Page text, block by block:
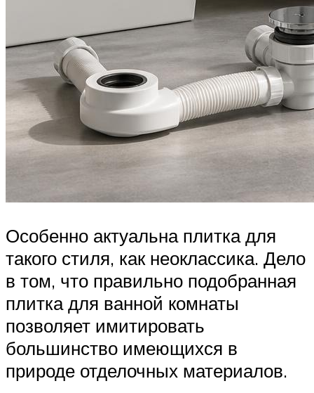
Особенно актуальна плитка для
такого стиля, как неоклассика. Дело
в том, что правильно подобранная
плитка для ванной комнаты
позволяет имитировать
большинство имеющихся в
природе отделочных материалов.